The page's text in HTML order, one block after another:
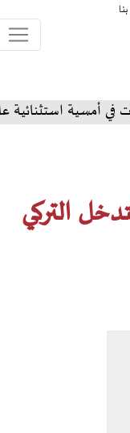
على المسرح
التركي